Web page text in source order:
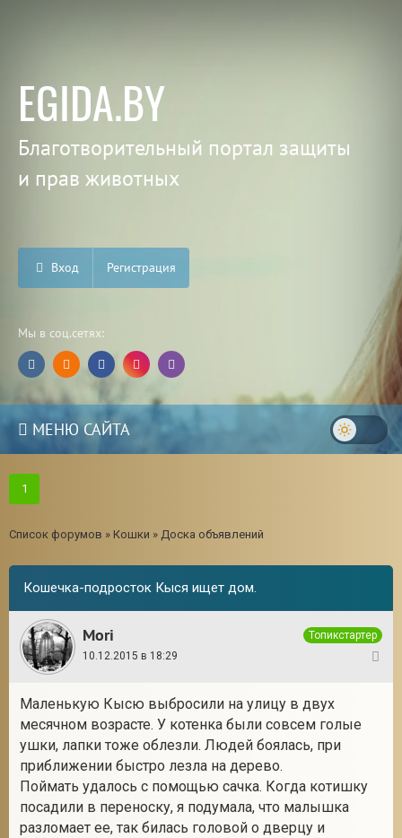
EGIDA.BY
Благотворительный портал защиты
и прав животных
Вход Регистрация
Мы в соц.сетях:
МЕНЮ САЙТА
1
Список форумов » Кошки » Доска объявлений
Кошечка-подросток Кыся ищет дом.
Mori
Топикстартер
10.12.2015 в 18:29
Маленькую Кысю выбросили на улицу в двух
месячном возрасте. У котенка были совсем голые
ушки, лапки тоже облезли. Людей боялась, при
приближении быстро лезла на дерево.
Поймать удалось с помощью сачка. Когда котишку
посадили в переноску, я подумала, что малышка
разломает ее, так билась головой о дверцу и